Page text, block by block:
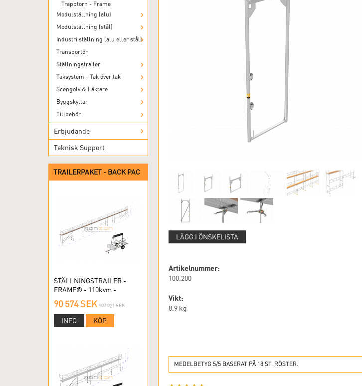
Trapptorn - Frame
Modulställning (alu)
Modulställning (stål)
Industri ställning (alu eller stål)
Transportör
Ställningstrailer
Taksystem - Tak över tak
Scengolv & Läktare
Byggskyltar
Tillbehör
Erbjudande
Teknisk Support
TRAILERPAKET - BACK PAC
STÄLLNINGSTRAILER -
FRAME® - 110kvm -
RAMSTÄLLNING
90 574 SEK 107 021 SEK
INFO KÖP
LÄGG I ÖNSKELISTA
Artikelnummer:
100.200
Vikt:
8.9 kg
MEDELBETYG 5/5 BASERAT PÅ 18 ST. RÖSTER.